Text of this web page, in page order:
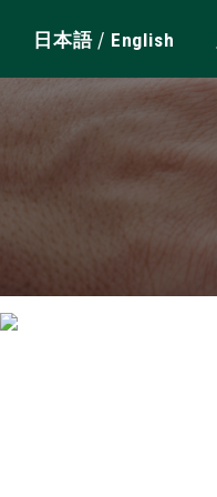
日本語/ English